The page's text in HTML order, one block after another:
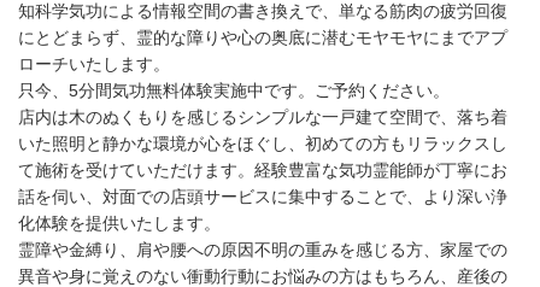
知科学気功による情報空間の書き換えで、単なる筋肉の疲労回復
にとどまらず、霊的な障りや心の奥底に潜むモヤモヤにまでアプ
ローチいたします。
只今、5分間気功無料体験実施中です。ご予約ください。
店内は木のぬくもりを感じるシンプルな一戸建て空間で、落ち着
いた照明と静かな環境が心をほぐし、初めての方もリラックスし
て施術を受けていただけます。経験豊富な気功霊能師が丁寧にお
話を伺い、対面での店頭サービスに集中することで、より深い浄
化体験を提供いたします。
霊障や金縛り、肩や腰への原因不明の重みを感じる方、家屋での
異音や身に覚えのない衝動行動にお悩みの方はもちろん、産後の